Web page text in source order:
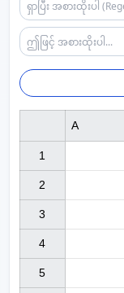
1
2
3
4
5
A